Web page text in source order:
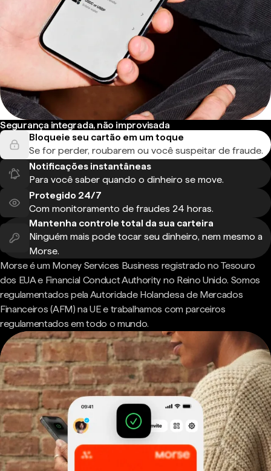
Segurança integrada, não improvisada
Bloqueie seu cartão em um toque
Se for perder, roubarem ou você suspeitar de fraude.
Notificações instantâneas
Para você saber quando o dinheiro se move.
Protegido 24/7
Com monitoramento de fraudes 24 horas.
Mantenha controle total da sua carteira
Ninguém mais pode tocar seu dinheiro, nem mesmo a
Morse.
Morse é um Money Services Business registrado no Tesouro
dos EUA e Financial Conduct Authority no Reino Unido. Somos
regulamentados pela Autoridade Holandesa de Mercados
Financeiros (AFM) na UE e trabalhamos com parceiros
regulamentados em todo o mundo.